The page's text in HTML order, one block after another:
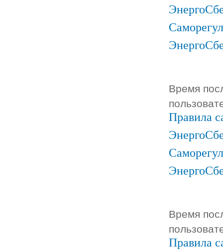
Время
Правила
Время
Правила